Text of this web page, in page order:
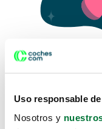
Uso responsable
Nosotros y